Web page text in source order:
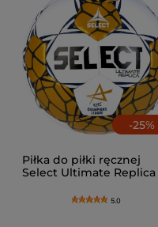
-25%
Piłka do piłki ręcznej
Select Ultimate Replica
5.0